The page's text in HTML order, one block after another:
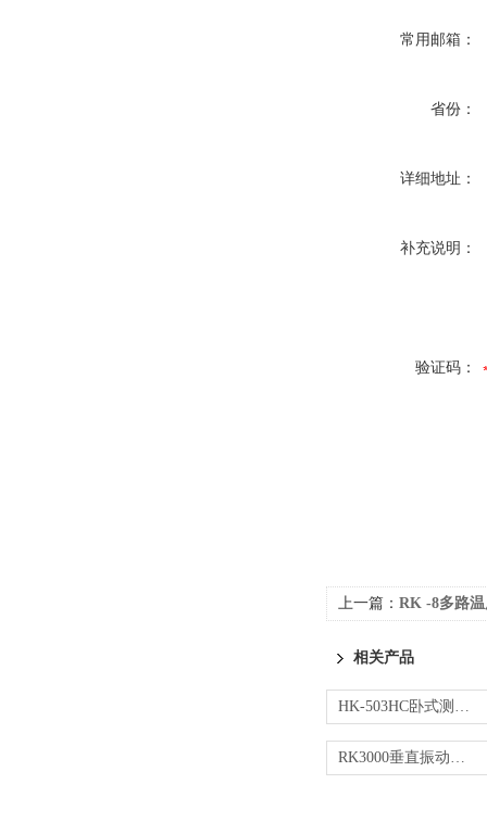
常用邮箱：
省份：
详细地址：
补充说明：
验证码：
上一篇： RK -8多路
相关产品
HK-503HC卧式测试机台
RK3000垂直振动试验机